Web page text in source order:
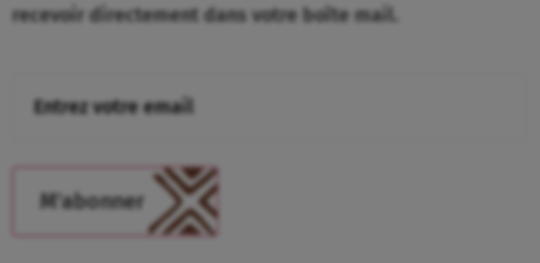
recevoir directement dans votre boîte mail.